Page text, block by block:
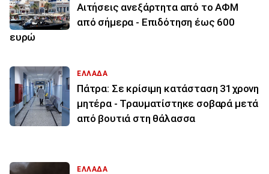
Αιτήσεις ανεξάρτητα από το ΑΦΜ
από σήμερα - Επιδότηση έως 600
ευρώ
ΕΛΛΑΔΑ
Πάτρα: Σε κρίσιμη κατάσταση 31χρονη
μητέρα - Τραυματίστηκε σοβαρά μετά
από βουτιά στη θάλασσα
ΕΛΛΑΔΑ